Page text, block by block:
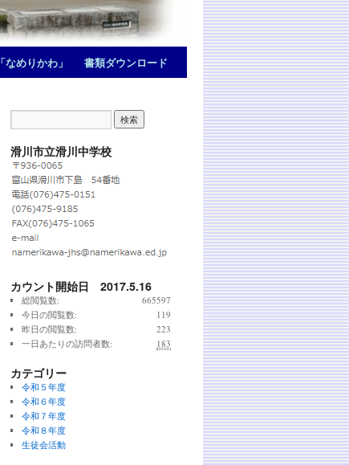
めりかわ」 書類ダウンロード
滑川市立滑川中学校
カウント開始日 2017.5.16
665597
総閲覧数:
119
今日の閲覧数:
223
昨日の閲覧数:
183
一日あたりの訪問者数:
カテゴリー
令和５年度
令和６年度
令和７年度
令和８年度
生徒会活動